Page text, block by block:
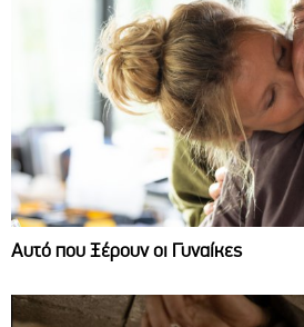
Αυτό που Ξέρουν οι Γυναίκες